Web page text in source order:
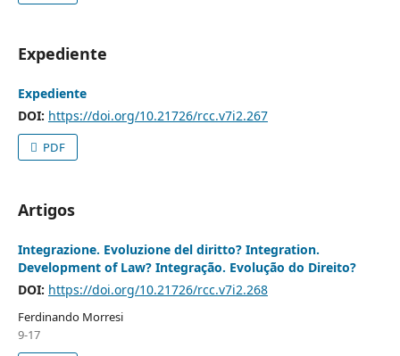
Expediente
Expediente
DOI: https://doi.org/10.21726/rcc.v7i2.267
PDF
Artigos
Integrazione. Evoluzione del diritto? Integration.
Development of Law? Integração. Evolução do Direito?
DOI: https://doi.org/10.21726/rcc.v7i2.268
Ferdinando Morresi
9-17